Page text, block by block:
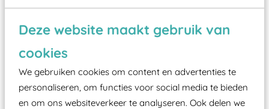
Deze website maakt gebruik van
cookies
We gebruiken cookies om content en advertenties te
personaliseren, om functies voor social media te bieden
en om ons websiteverkeer te analyseren. Ook delen we
Wist je dat:
Vanaf een valhoogte van 1,5 meter een speciale
valondergrond onder speeltoestellen verplicht is
Elk speeltoestel in de openbare ruimte voorzien
moet zijn van een typekeuring, -plaatje en